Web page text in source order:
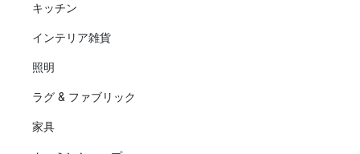
キッチン
インテリア雑貨
照明
ラグ & ファブリック
家具